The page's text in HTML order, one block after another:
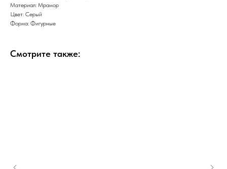
Материал: Мрамор
Цвет: Серый
Форма: Фигурные
Смотрите также: